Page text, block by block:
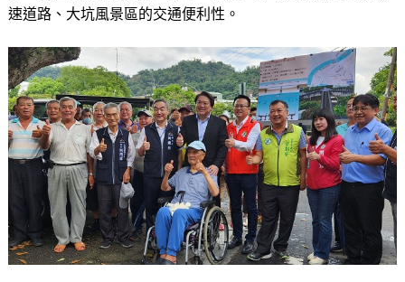
速道路、大坑風景區的交通便利性。